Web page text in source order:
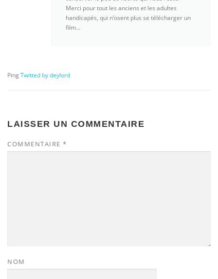
Merci pour tout les anciens et les adultes
handicapés, qui n’osent plus se télécharger un
film…
PingTwitted by deylord
LAISSER UN COMMENTAIRE
COMMENTAIRE *
NOM